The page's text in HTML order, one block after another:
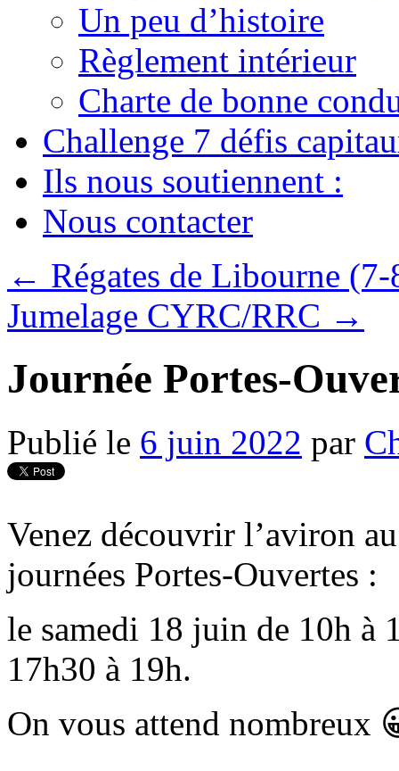
Un peu d’histoire
Règlement intérieur
Charte de bonne
Challenge 7 défis
Ils nous soutiennent :
Nous contacter
← Régates de Libourne
Jumelage CYRC/RRC →
Journée Portes-
Publié le 6 juin 2022 par
Venez découvrir l’aviron
journées Portes-Ouvertes :
le samedi 18 juin de 10h à
17h30 à 19h.
On vous attend nombreux